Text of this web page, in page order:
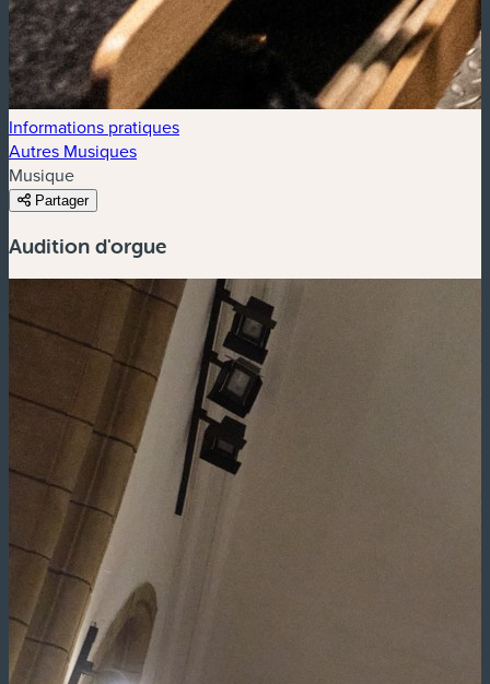
Informations pratiques
Autres Musiques
Musique
Partager
Audition d'orgue